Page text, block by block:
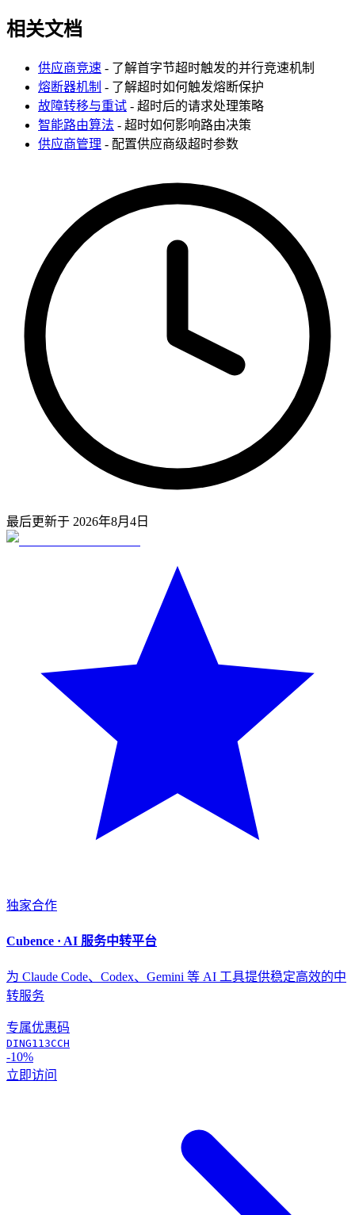
相关文档
供应商竞速 - 了解首字节超时触发的并行竞速机制
熔断器机制 - 了解超时如何触发熔断保护
故障转移与重试 - 超时后的请求处理策略
智能路由算法 - 超时如何影响路由决策
供应商管理 - 配置供应商级超时参数
最后更新于 2026年8月4日
独家合作
Cubence · AI 服务中转平台
为 Claude Code、Codex、Gemini 等 AI 工具提供稳定高效的中
转服务
专属优惠码
DING113CCH
-10%
立即访问